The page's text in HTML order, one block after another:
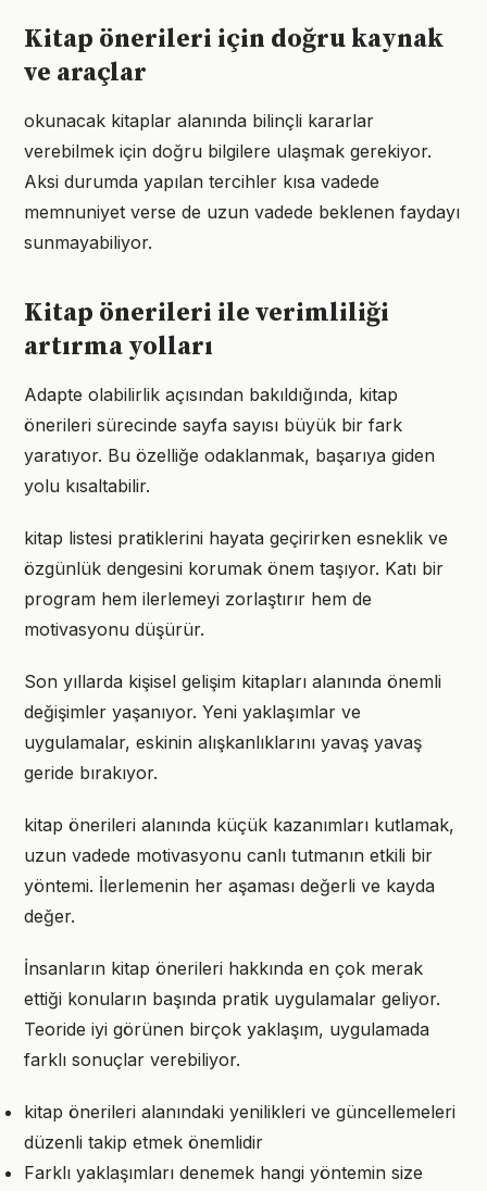
Kitap önerileri için doğru kaynak
ve araçlar
okunacak kitaplar alanında bilinçli kararlar
verebilmek için doğru bilgilere ulaşmak gerekiyor.
Aksi durumda yapılan tercihler kısa vadede
memnuniyet verse de uzun vadede beklenen faydayı
sunmayabiliyor.
Kitap önerileri ile verimliliği
artırma yolları
Adapte olabilirlik açısından bakıldığında, kitap
önerileri sürecinde sayfa sayısı büyük bir fark
yaratıyor. Bu özelliğe odaklanmak, başarıya giden
yolu kısaltabilir.
kitap listesi pratiklerini hayata geçirirken esneklik ve
özgünlük dengesini korumak önem taşıyor. Katı bir
program hem ilerlemeyi zorlaştırır hem de
motivasyonu düşürür.
Son yıllarda kişisel gelişim kitapları alanında önemli
değişimler yaşanıyor. Yeni yaklaşımlar ve
uygulamalar, eskinin alışkanlıklarını yavaş yavaş
geride bırakıyor.
kitap önerileri alanında küçük kazanımları kutlamak,
uzun vadede motivasyonu canlı tutmanın etkili bir
yöntemi. İlerlemenin her aşaması değerli ve kayda
değer.
İnsanların kitap önerileri hakkında en çok merak
ettiği konuların başında pratik uygulamalar geliyor.
Teoride iyi görünen birçok yaklaşım, uygulamada
farklı sonuçlar verebiliyor.
kitap önerileri alanındaki yenilikleri ve güncellemeleri
düzenli takip etmek önemlidir
Farklı yaklaşımları denemek hangi yöntemin size